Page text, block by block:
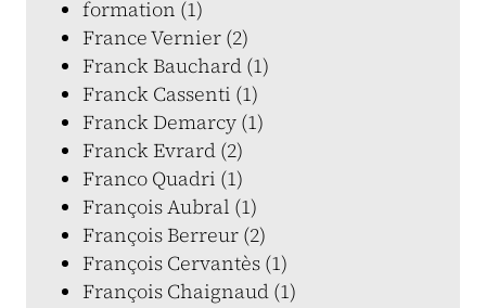
formation (1)
France Vernier (2)
Franck Bauchard (1)
Franck Cassenti (1)
Franck Demarcy (1)
Franck Evrard (2)
Franco Quadri (1)
François Aubral (1)
François Berreur (2)
François Cervantès (1)
François Chaignaud (1)